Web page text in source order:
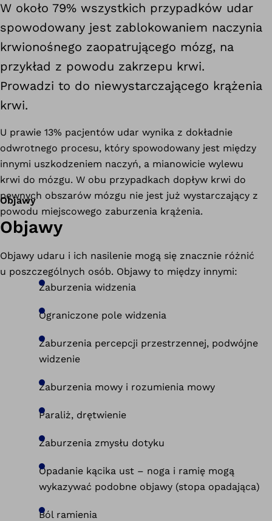
W około 79% wszystkich przypadków udar
spowodowany jest zablokowaniem naczynia
krwionośnego zaopatrującego mózg, na
przykład z powodu zakrzepu krwi.
Prowadzi to do niewystarczającego krążenia
krwi.
U prawie 13% pacjentów udar wynika z dokładnie
odwrotnego procesu, który spowodowany jest między
innymi uszkodzeniem naczyń, a mianowicie wylewu
krwi do mózgu. W obu przypadkach dopływ krwi do
pewnych obszarów mózgu nie jest już wystarczający z
powodu miejscowego zaburzenia krążenia.
Objawy
Objawy
Objawy udaru i ich nasilenie mogą się znacznie różnić
u poszczególnych osób. Objawy to między innymi:
Zaburzenia widzenia
Ograniczone pole widzenia
Zaburzenia percepcji przestrzennej, podwójne
widzenie
Zaburzenia mowy i rozumienia mowy
Paraliż, drętwienie
Zaburzenia zmysłu dotyku
Opadanie kącika ust – noga i ramię mogą
wykazywać podobne objawy (stopa opadająca)
Ból ramienia